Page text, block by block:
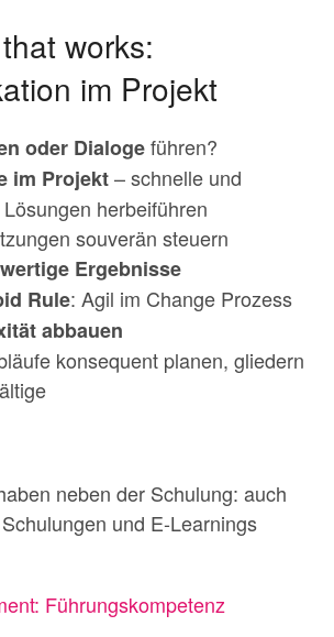
works:
im Projekt
oder Dialogeführen?
im Projekt– schnelle und
herbeiführen
souverän steuern
Ergebnisse
Rule: Agil im Change Prozess
abbauen
konsequent planen, gliedern
neben der Schulung: auch
und E-Learnings
Führungskompetenz